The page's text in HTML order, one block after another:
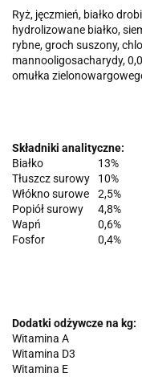
Ryż, jęczmień, białko
hydrolizowane białko,
rybne, groch suszony,
mannooligosacharydy,
omułka
Składniki analityczne:
Białko
13%
Tłuszcz surowy
10%
Włókno surowe
2,5%
Popiół surowy
4,8%
Wapń
0,6%
Fosfor
0,4%
Dodatki odżywcze na kg:
Witamina A
Witamina D3
Witamina E